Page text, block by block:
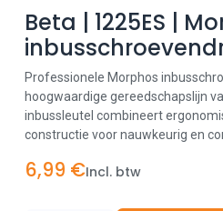
Beta | 1225ES |
Professionele Morphos
hoogwaardige gereedschapslijn
inbussleutel combineert
constructie voor nauwkeurig en
6,99 €Incl. btw